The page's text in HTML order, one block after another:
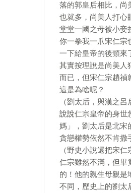
落的郭皇后相比，尚
也就多，尚美人打心
堂堂一國之母被小妾
你一拳我一爪宋仁宗
一下給皇帝的後頸來
其實按理說是尚美人
而已，但宋仁宗趙禎
這是為啥呢？
（劉太后，與漢之
說說仁宗皇帝的身世
媽」，劉太后是北宋
貪戀權勢依然不肯撒
（野史小說還把宋
仁宗雖然不滿，但畢
的！他的親生母親是
不同，歷史上的劉太